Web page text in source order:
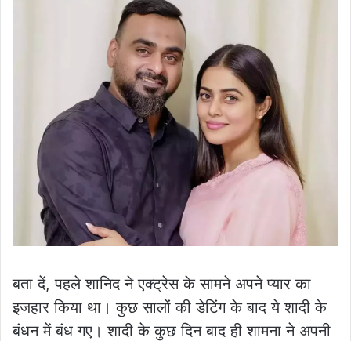
बता दें, पहले शानिद ने एक्ट्रेस के सामने अपने प्यार का
इजहार किया था। कुछ सालों की डेटिंग के बाद ये शादी के
बंधन में बंध गए। शादी के कुछ दिन बाद ही शामना ने अपनी